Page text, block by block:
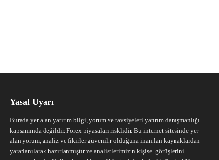
Yasal Uyarı
Burada yer alan yatırım bilgi, yorum ve tavsiyeleri yatırım danışmanlığı
kapsamında değildir. Forex piyasaları risklidir. Bu internet sitesinde yer
alan yorum, analiz ve fikirler güvenilir olduğuna inanılan kaynaklardan
yararlanılarak hazırlanmıştır ve analistlerimizin kişisel görüşlerini